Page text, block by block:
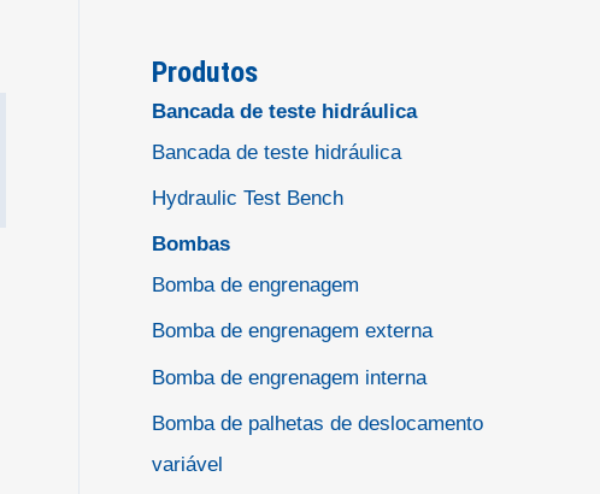
Produtos
Bancada de teste hidráulica
Bancada de teste hidráulica
Hydraulic Test Bench
Bombas
Bomba de engrenagem
Bomba de engrenagem externa
Bomba de engrenagem interna
Bomba de palhetas de deslocamento
variável